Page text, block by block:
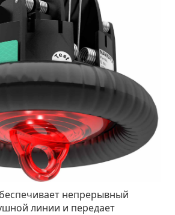
непрерывный
линии и передает